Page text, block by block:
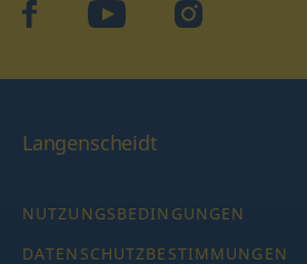
facebookYouTube Instagram
Langenscheidt
NUTZUNGSBEDINGUNGEN
DATENSCHUTZBESTIMMUNGEN